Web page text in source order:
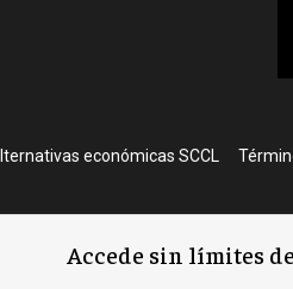
Accede sin límites
económicas SCCL